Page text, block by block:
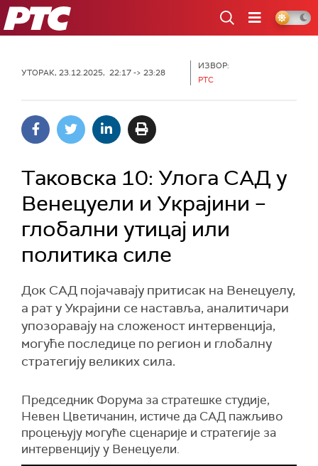
РТС
УТОРАК, 23.12.2025, 22:17 -> 23:28
ИЗВОР:
РТС
Таковска 10: Улога САД у
Венецуели и Украјини –
глобални утицај или
политика силе
Док САД појачавају притисак на Венецуелу,
а рат у Украјини се наставља, аналитичари
упозоравају на сложеност интервенција,
могуће последице по регион и глобалну
стратегију великих сила.
Председник Форума за стратешке студије,
Невен Цветичанин, истиче да САД пажљиво
процењују могуће сценарије и стратегије за
интервенцију у Венецуели.